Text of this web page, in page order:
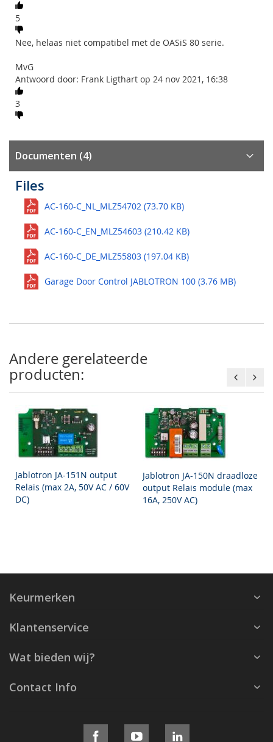
5
Nee, helaas niet compatibel met de OASiS 80 serie.
MvG
Antwoord door: Frank Ligthart op 24 nov 2021, 16:38
3
Documenten (4)
Files
AC-160-C_NL_MLZ54702 (73.70 KB)
AC-160-C_EN_MLZ54603 (210.42 KB)
AC-160-C_DE_MLZ55803 (197.04 KB)
Garage Door Control JABLOTRON 100 (3.76 MB)
Andere gerelateerde
producten:
Jablotron JA-151N output
Relais (max 2A, 50V AC / 60V
DC)
Jablotron JA-150N draadloze
output Relais module (max
16A, 250V AC)
Keurmerken
Klantenservice
Wat bieden wij?
Contact Info